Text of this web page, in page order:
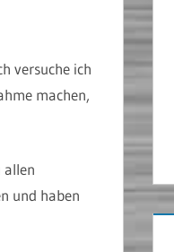
versuche ich
machen,
allen
und haben